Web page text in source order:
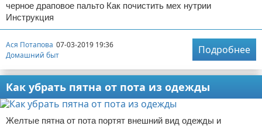
черное драповое пальто Как почистить мех нутрии
Инструкция
Ася Потапова 07-03-2019 19:36
Домашний быт
Подробнее
Как убрать пятна от пота из одежды
Желтые пятна от пота портят внешний вид одежды и